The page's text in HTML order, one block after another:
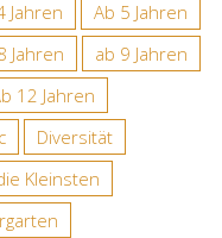
Jahren
Ab 5 Jahren
Jahren
ab 9 Jahren
12 Jahren
Diversität
Kleinsten